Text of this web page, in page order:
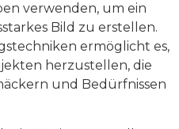
verwenden, um ein
Bild zu erstellen.
ermöglicht es,
herzustellen, die
und Bedürfnissen